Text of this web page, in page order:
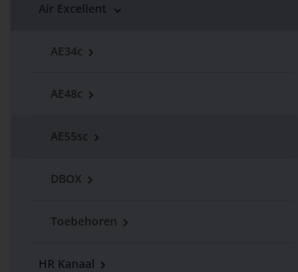
Air Excellent
AE34c
AE48c
AE55sc
DBOX
Toebehoren
HR Kanaal